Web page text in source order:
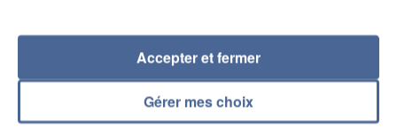
L’UN DES FONDATEURS SUPPOSÉS DE LA DZ
Gérer mes choix
Accepter et fermer